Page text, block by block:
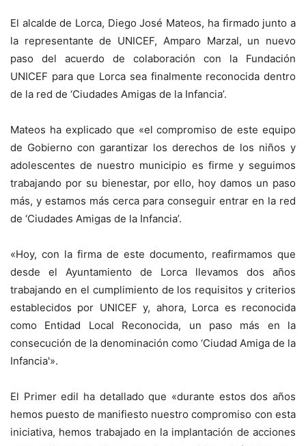
El alcalde de Lorca, Diego José Mateos, ha firmado junto a
la representante de UNICEF, Amparo Marzal, un nuevo
paso del acuerdo de colaboración con la Fundación
UNICEF para que Lorca sea finalmente reconocida dentro
de la red de ‘Ciudades Amigas de la Infancia’.
Mateos ha explicado que «el compromiso de este equipo
de Gobierno con garantizar los derechos de los niños y
adolescentes de nuestro municipio es firme y seguimos
trabajando por su bienestar, por ello, hoy damos un paso
más, y estamos más cerca para conseguir entrar en la red
de ‘Ciudades Amigas de la Infancia’.
«Hoy, con la firma de este documento, reafirmamos que
desde el Ayuntamiento de Lorca llevamos dos años
trabajando en el cumplimiento de los requisitos y criterios
establecidos por UNICEF y, ahora, Lorca es reconocida
como Entidad Local Reconocida, un paso más en la
consecución de la denominación como ‘Ciudad Amiga de la
Infancia'».
El Primer edil ha detallado que «durante estos dos años
hemos puesto de manifiesto nuestro compromiso con esta
iniciativa, hemos trabajado en la implantación de acciones